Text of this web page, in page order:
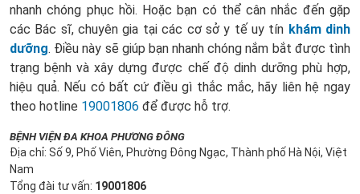
nhanh chóng phục hồi. Hoặc bạn có thể cân nhắc đến gặp
các Bác sĩ, chuyên gia tại các cơ sở y tế uy tín khám dinh
dưỡng. Điều này sẽ giúp bạn nhanh chóng nắm bắt được tình
trạng bệnh và xây dựng được chế độ dinh dưỡng phù hợp,
hiệu quả. Nếu có bất cứ điều gì thắc mắc, hãy liên hệ ngay
theo hotline 19001806 để được hỗ trợ.
BỆNH VIỆN ĐA KHOA PHƯƠNG ĐÔNG
Địa chỉ: Số 9, Phố Viên, Phường Đông Ngạc, Thành phố Hà Nội, Việt
Nam
Tổng đài tư vấn: 19001806